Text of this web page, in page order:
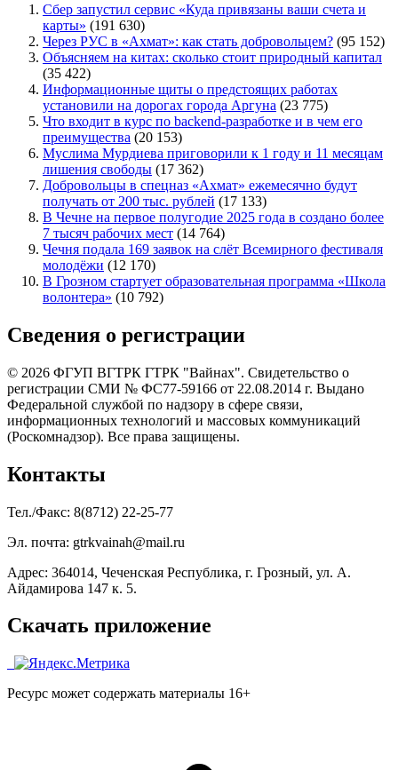
Сбер запустил сервис «Куда привязаны ваши счета и
карты» (191 630)
Через РУС в «Ахмат»: как стать добровольцем? (95 152)
Объясняем на китах: сколько стоит природный капитал
(35 422)
Информационные щиты о предстоящих работах
установили на дорогах города Аргуна (23 775)
Что входит в курс по backend-разработке и в чем его
преимущества (20 153)
Муслима Мурдиева приговорили к 1 году и 11 месяцам
лишения свободы (17 362)
Добровольцы в спецназ «Ахмат» ежемесячно будут
получать от 200 тыс. рублей (17 133)
В Чечне на первое полугодие 2025 года в создано более
7 тысяч рабочих мест (14 764)
Чечня подала 169 заявок на слёт Всемирного фестиваля
молодёжи (12 170)
В Грозном стартует образовательная программа «Школа
волонтера» (10 792)
Сведения о регистрации
© 2026 ФГУП ВГТРК ГТРК "Вайнах". Свидетельство о
регистрации СМИ № ФС77-59166 от 22.08.2014 г. Выдано
Федеральной службой по надзору в сфере связи,
информационных технологий и массовых коммуникаций
(Роскомнадзор). Все права защищены.
Контакты
Тел./Факс: 8(8712) 22-25-77
Эл. почта: gtrkvainah@mail.ru
Адрес: 364014, Чеченская Республика, г. Грозный, ул. А.
Айдамирова 147 к. 5.
Скачать приложение
Ресурс может содержать материалы 16+